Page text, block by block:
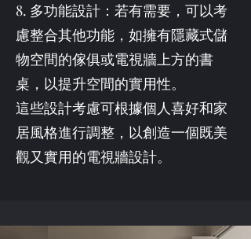
8. 多功能設計：若有需要，可以考
慮整合其他功能，如擁有隱藏式儲
物空間的傢俱或電視牆上方的書
桌，以提升空間的實用性。
這些設計考慮可根據個人喜好和家
居風格進行調整，以創造一個既美
觀又實用的電視牆設計。